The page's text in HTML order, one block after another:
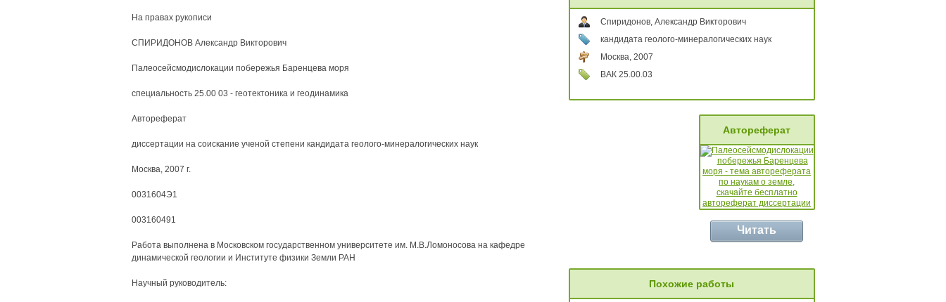
На правах рукописи
СПИРИДОНОВ Александр Викторович
Палеосейсмодислокации побережья Баренцева моря
специальность 25.00 03 - геотектоника и геодинамика
Автореферат
диссертации на соискание ученой степени кандидата геолого-минералогических наук
Москва, 2007 г.
0031604Э1
003160491
Работа выполнена в Московском государственном университете им. М.В.Ломоносова на кафедре
динамической геологии и Институте физики Земли РАН
Научный руководитель:
Спиридонов, Александр Викторович
кандидата геолого-минералогических наук
Москва, 2007
ВАК 25.00.03
Автореферат
Читать
Похожие работы